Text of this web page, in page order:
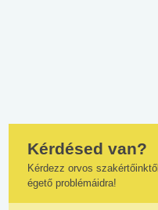
Kérdésed van?
Kérdezz orvos
égető problémáidra!